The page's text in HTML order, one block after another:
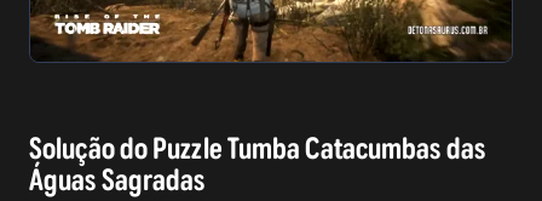
Solução do Puzzle Tumba Catacumbas das
Águas Sagradas